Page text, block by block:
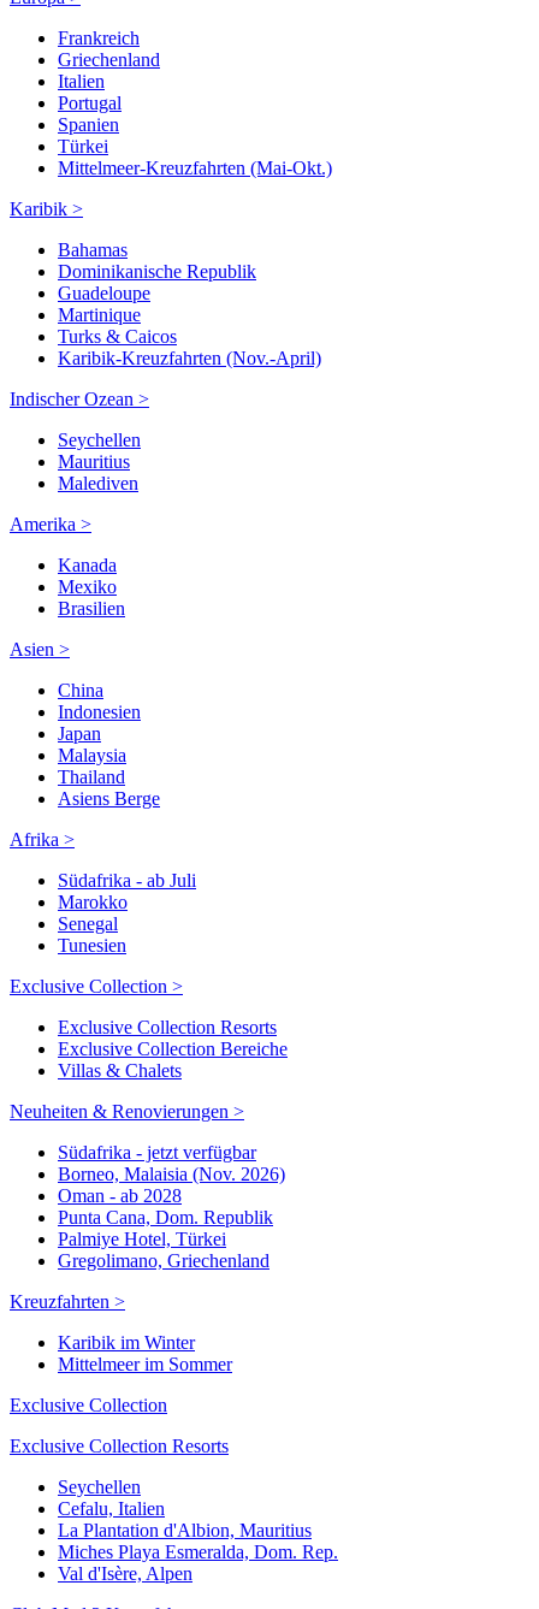
Frankreich
Griechenland
Italien
Portugal
Spanien
Türkei
Mittelmeer-Kreuzfahrten (Mai-Okt.)
Karibik >
Bahamas
Dominikanische Republik
Guadeloupe
Martinique
Turks & Caicos
Karibik-Kreuzfahrten (Nov.-April)
Indischer Ozean >
Seychellen
Mauritius
Malediven
Amerika >
Kanada
Mexiko
Brasilien
Asien >
China
Indonesien
Japan
Malaysia
Thailand
Asiens Berge
Afrika >
Südafrika - ab Juli
Marokko
Senegal
Tunesien
Exclusive Collection >
Exclusive Collection Resorts
Exclusive Collection Bereiche
Villas & Chalets
Neuheiten & Renovierungen >
Südafrika - jetzt verfügbar
Borneo, Malaisia (Nov. 2026)
Oman - ab 2028
Punta Cana, Dom. Republik
Palmiye Hotel, Türkei
Gregolimano, Griechenland
Kreuzfahrten >
Karibik im Winter
Mittelmeer im Sommer
Exclusive Collection
Exclusive Collection Resorts
Seychellen
Cefalu, Italien
La Plantation d'Albion, Mauritius
Miches Playa Esmeralda, Dom. Rep.
Val d'Isère, Alpen